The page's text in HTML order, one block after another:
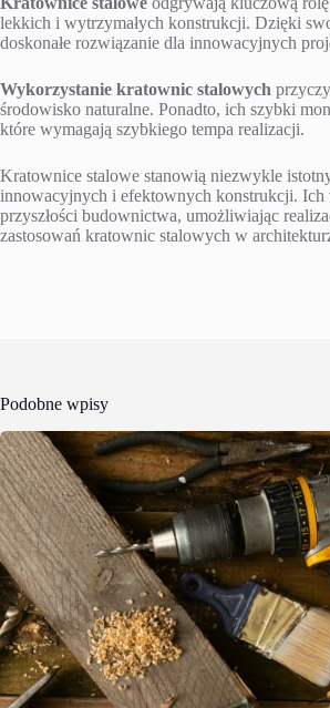
lekkich i wytrzymałych konstrukcji. Dzięki
doskonałe rozwiązanie dla innowacyjnych
Wykorzystanie kratownic stalowych
środowisko naturalne. Ponadto, ich szybki
które wymagają szybkiego tempa realizacji.
Kratownice stalowe stanowią niezwykle
innowacyjnych i efektownych konstrukcji. Ich
przyszłości budownictwa, umożliwiając
zastosowań kratownic stalowych w
Podobne wpisy